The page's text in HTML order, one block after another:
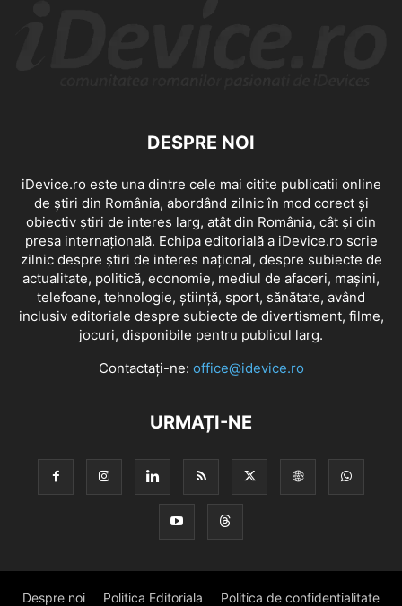
DESPRE NOI
iDevice.ro este una dintre cele mai citite publicatii online
de știri din România, abordând zilnic în mod corect și
obiectiv știri de interes larg, atât din România, cât și din
presa internațională. Echipa editorială a iDevice.ro scrie
zilnic despre știri de interes național, despre subiecte de
actualitate, politică, economie, mediul de afaceri, mașini,
telefoane, tehnologie, știință, sport, sănătate, având
inclusiv editoriale despre subiecte de divertisment, filme,
jocuri, disponibile pentru publicul larg.
Contactați-ne: office@idevice.ro
URMAȚI-NE
Despre noi Politica Editoriala Politica de confidentialitate